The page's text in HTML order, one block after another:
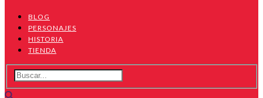
BLOG
PERSONAJES
HISTORIA
TIENDA